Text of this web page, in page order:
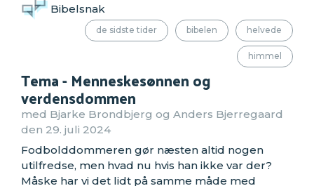
Bibelsnak
de sidste tider bibelen helvede
himmel
Tema - Menneskesønnen og
verdensdommen
med Bjarke Brondbjerg og Anders Bjerregaard
den 29. juli 2024
Fodbolddommeren gør næsten altid nogen
utilfredse, men hvad nu hvis han ikke var der?
Måske har vi det lidt på samme måde med